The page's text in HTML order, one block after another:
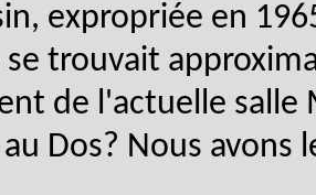
expropriée en
se trouvait
de l'actuelle salle
Dos? Nous